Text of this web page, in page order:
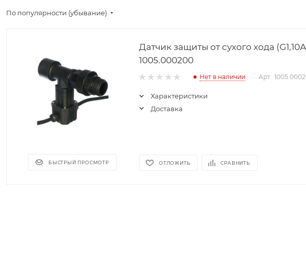
По популярности (убывание)
БЫСТРЫЙ ПРОСМОТР
Датчик защиты от сухого хода
1005.000200
Нет в наличии Арт.:
Характеристики
Доставка
ОТЛОЖИТЬ СРАВНИТЬ